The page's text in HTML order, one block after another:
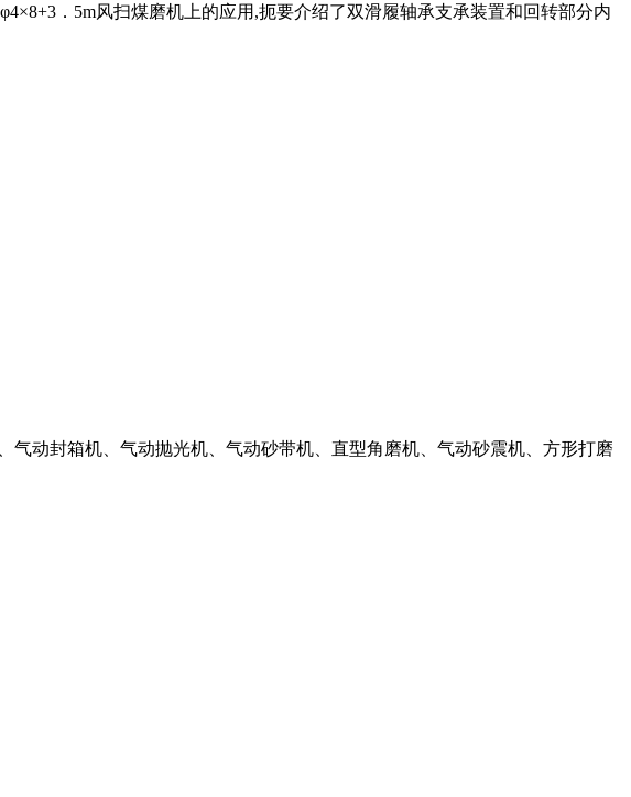
．5m风扫煤磨机上的应用,扼要介绍了双滑履轴承支承装置和回转部分内
动封箱机、气动抛光机、气动砂带机、直型角磨机、气动砂震机、方形打磨